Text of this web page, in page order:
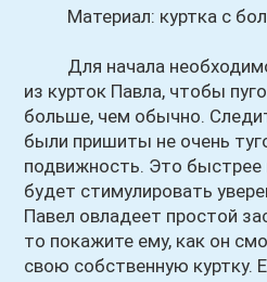
Материал: куртка с
Для начала необходимо
из курток Павла, чтобы
больше, чем обычно.
были пришиты не очень
подвижность. Это быстрее
будет стимулировать
Павел овладеет простой
то покажите ему, как он
свою собственную куртку.